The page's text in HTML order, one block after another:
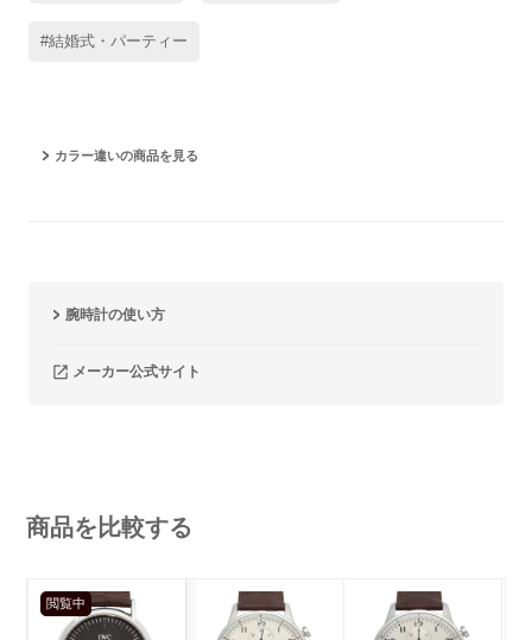
#結婚式・パーティー
カラー違いの商品を見る
腕時計の使い方
メーカー公式サイト
商品を比較する
閲覧中